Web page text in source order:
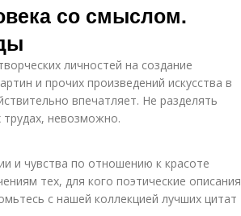
со смыслом.
личностей на создание
и прочих произведений искусства в
впечатляет. Не разделять
невозможно.
и чувства по отношению к красоте
тех, для кого поэтические описания
с нашей коллекцией лучших цитат